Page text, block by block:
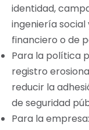
identidad,
ingeniería
financiero o de
Para la política
registro
reducir la
de seguridad
Para la